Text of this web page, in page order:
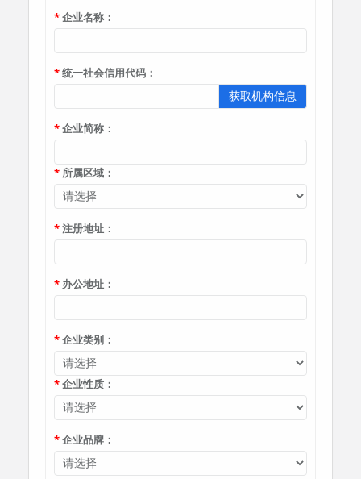
企业名称：
统一社会信用代码：
获取机构信息
企业简称：
所属区域：
注册地址：
办公地址：
企业类别：
企业性质：
企业品牌：